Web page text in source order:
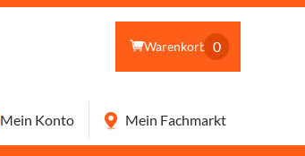
Warenkorb 0
Mein Konto Mein Fachmarkt